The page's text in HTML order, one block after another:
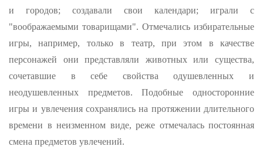
и городов; создавали свои календари; играли с
"воображаемыми товарищами". Отмечались избирательные
игры, например, только в театр, при этом в качестве
персонажей они представляли животных или существа,
сочетавшие в себе свой­ства одушевленных и
неодушевленных предметов. Подобные односто­ронние
игры и увлечения сохранялись на протяжении длительного
времени в неизменном виде, реже отмечалась постоянная
смена предметов увлечений.